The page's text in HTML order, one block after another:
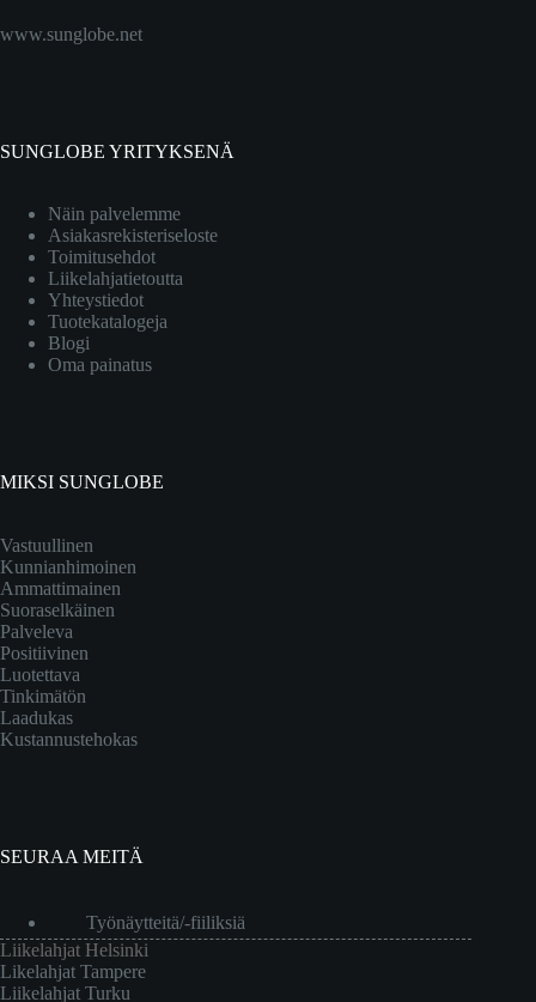
www.sunglobe.net
SUNGLOBE YRITYKSENÄ
Näin palvelemme
Asiakasrekisteriseloste
Toimitusehdot
Liikelahjatietoutta
Yhteystiedot
Tuotekatalogeja
Blogi
Oma painatus
MIKSI SUNGLOBE
Vastuullinen
Kunnianhimoinen
Ammattimainen
Suoraselkäinen
Palveleva
Positiivinen
Luotettava
Tinkimätön
Laadukas
Kustannustehokas
SEURAA MEITÄ
Työnäytteitä/-fiiliksiä
Liikelahjat Helsinki
Likelahjat Tampere
Liikelahjat Turku